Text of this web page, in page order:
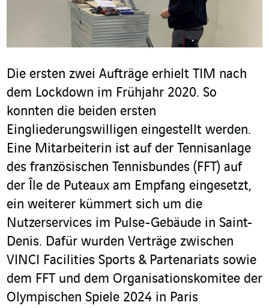
Die ersten zwei Aufträge erhielt TIM nach
dem Lockdown im Frühjahr 2020. So
konnten die beiden ersten
Eingliederungswilligen eingestellt werden.
Eine Mitarbeiterin ist auf der Tennisanlage
des französischen Tennisbundes (FFT) auf
der Île de Puteaux am Empfang eingesetzt,
ein weiterer kümmert sich um die
Nutzerservices im Pulse-Gebäude in Saint-
Denis. Dafür wurden Verträge zwischen
VINCI Facilities Sports & Partenariats sowie
dem FFT und dem Organisationskomitee der
Olympischen Spiele 2024 in Paris